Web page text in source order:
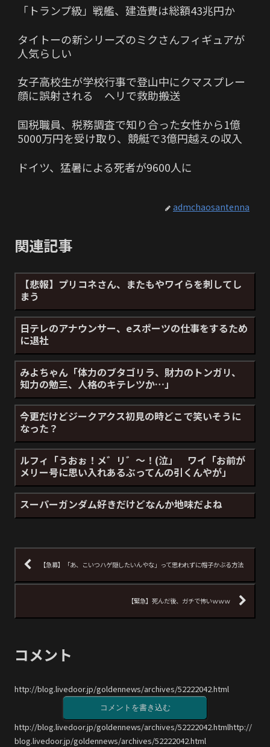
「トランプ級」戦艦、建造費は総額43兆円か
タイトーの新シリーズのミクさんフィギュアが
人気らしい
女子高校生が学校行事で登山中にクマスプレー
顔に誤射される ヘリで救助搬送
国税職員、税務調査で知り合った女性から1億
5000万円を受け取り、競艇で3億円越えの収入
ドイツ、猛暑による死者が9600人に
admchaosantenna
関連記事
【悲報】プリコネさん、またもやワイらを刺してし
まう
日テレのアナウンサー、eスポーツの仕事をするため
に退社
みよちゃん「体力のブタゴリラ、財力のトンガリ、
知力の勉三、人格のキテレツか…」
今更だけどジークアクス初見の時どこで笑いそうに
なった？
ルフィ「うおぉ！メ゛リ゛～！(泣」 ワイ「お前が
メリー号に思い入れあるぶってんの引くんやが」
スーパーガンダム好きだけどなんか地味だよね
【急募】「あ、こいつハゲ隠したいんやな」って思われずに帽子かぶる方法
【緊急】死んだ後、ガチで怖いｗｗｗ
コメント
http://blog.livedoor.jp/goldennews/archives/52222042.html
コメントを書き込む
http://blog.livedoor.jp/goldennews/archives/52222042.htmlhttp://
blog.livedoor.jp/goldennews/archives/52222042.html